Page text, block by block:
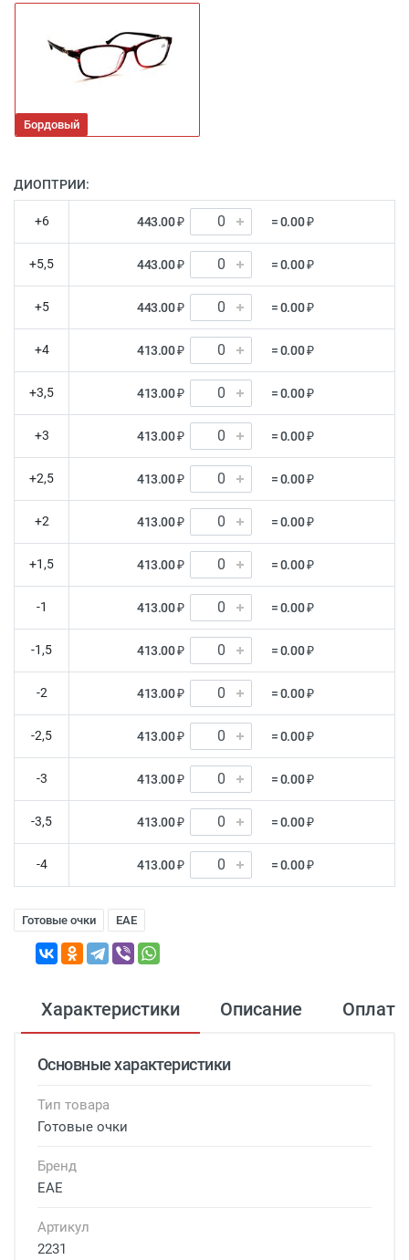
Бордовый
ДИОПТРИИ:
+6 443.00 ₽ = 0.00 ₽
+5,5 443.00 ₽ = 0.00 ₽
+5 443.00 ₽ = 0.00 ₽
+4 413.00 ₽ = 0.00 ₽
+3,5 413.00 ₽ = 0.00 ₽
+3 413.00 ₽ = 0.00 ₽
+2,5 413.00 ₽ = 0.00 ₽
+2 413.00 ₽ = 0.00 ₽
+1,5 413.00 ₽ = 0.00 ₽
-1 413.00 ₽ = 0.00 ₽
-1,5 413.00 ₽ = 0.00 ₽
-2 413.00 ₽ = 0.00 ₽
-2,5 413.00 ₽ = 0.00 ₽
-3 413.00 ₽ = 0.00 ₽
-3,5 413.00 ₽ = 0.00 ₽
-4 413.00 ₽ = 0.00 ₽
Готовые очки EAE
Характеристики Описание Оплата
Основные характеристики
Тип товара
Готовые очки
Бренд
EAE
Артикул
2231